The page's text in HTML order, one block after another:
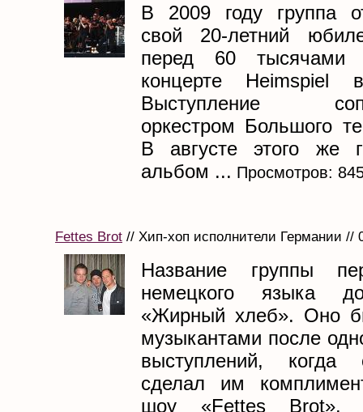
В 2009 году группа
свой 20-летний
перед 60 тысячами
концерте Heimspiel
Выступление
оркестром Большого
В августе этого же
альбом ... Просмотров:
Fettes Brot // Хип-хоп исполнители Германии //
Название группы
немецкого языка
«Жирный хлеб». Оно
музыкантами после
выступлений,
сделал им
шоу «Fettes Brot».